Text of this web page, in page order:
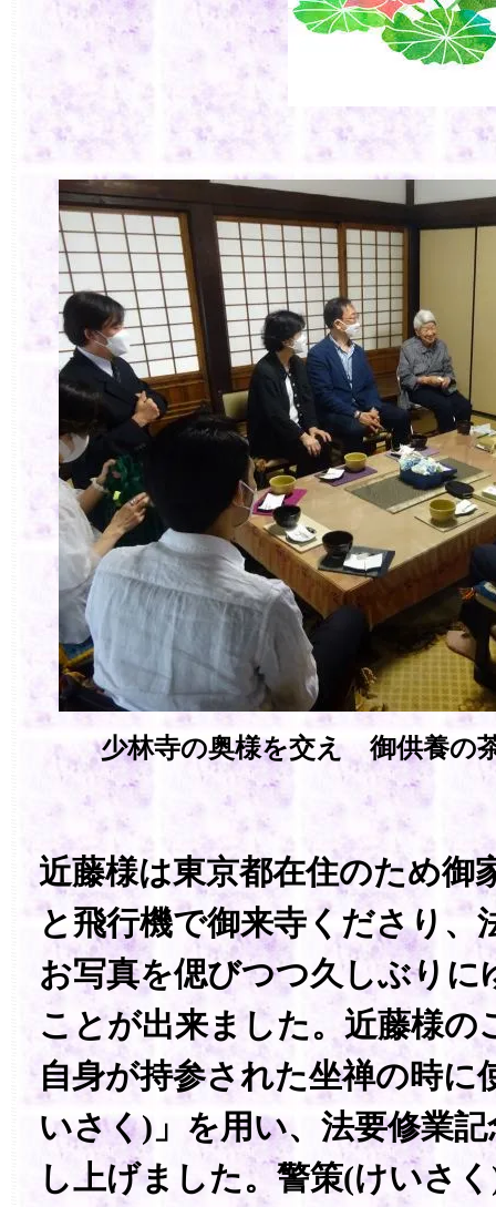
少林寺の奥様を交え 御供養の
近藤様は東京都在住のため御
と飛行機で御来寺くださり、
お写真を偲びつつ久しぶりに
ことが出来ました。近藤様の
自身が持参された坐禅の時に
いさく)」を用い、法要修業
し上げました。警策(けいさ